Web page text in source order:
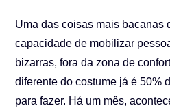
Uma das coisas mais bacanas
capacidade de mobilizar
bizarras, fora da zona de
diferente do costume já é 50%
para fazer. Há um mês,